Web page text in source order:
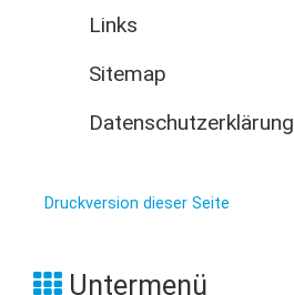
Links
Sitemap
Datenschutzerklärung
Druckversion dieser Seite
Untermenü